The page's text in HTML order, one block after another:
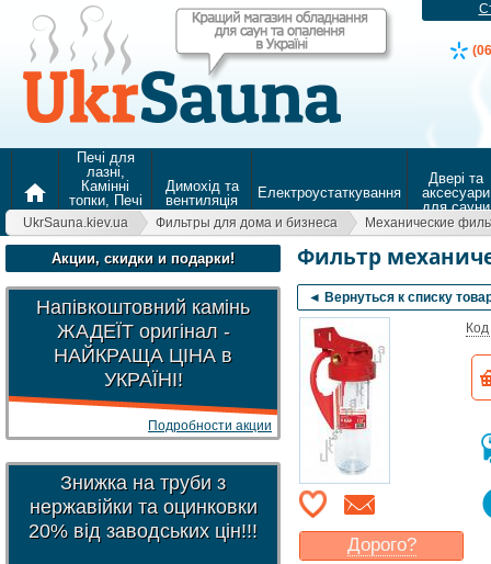
home
Печі для
лазні,
Камінні
топки, Печі
для
опалення
Димохід та
вентиляція
Електроустаткування
Двері та
аксесуари
для сауни
UkrSauna.kiev.ua Фильтры для дома и бизнеса Механические
Акции, скидки и подарки!
Напівкоштовний камінь
ЖАДЕЇТ оригінал -
НАЙКРАЩА ЦІНА в
УКРАЇНІ!
Подробности акции
Знижка на труби з
нержавійки та оцинковки
20% від заводських цін!!!
Фильтр
◄ Вернуться к списку
Дорого?